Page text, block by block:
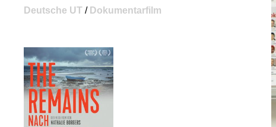
Deutsche UT / Dokumentarfilm